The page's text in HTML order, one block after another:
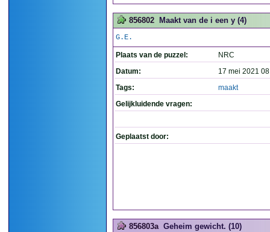
856802 Maakt van de i een y (4)
G.E.
Plaats van de puzzel:
NRC
Datum:
17 mei 2021
Tags:
maakt
Gelijkluidende vragen:
Geplaatst door:
856803a Geheim gewicht. (10)